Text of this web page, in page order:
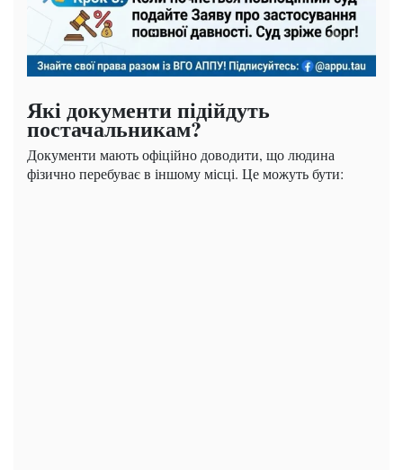
Які документи підійдуть
постачальникам?
Документи мають офіційно доводити, що людина
фізично перебуває в іншому місці. Це можуть бути: